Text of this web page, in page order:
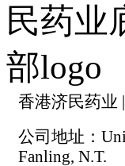
香港济民药业
公司地址：
Fanling, N.T.